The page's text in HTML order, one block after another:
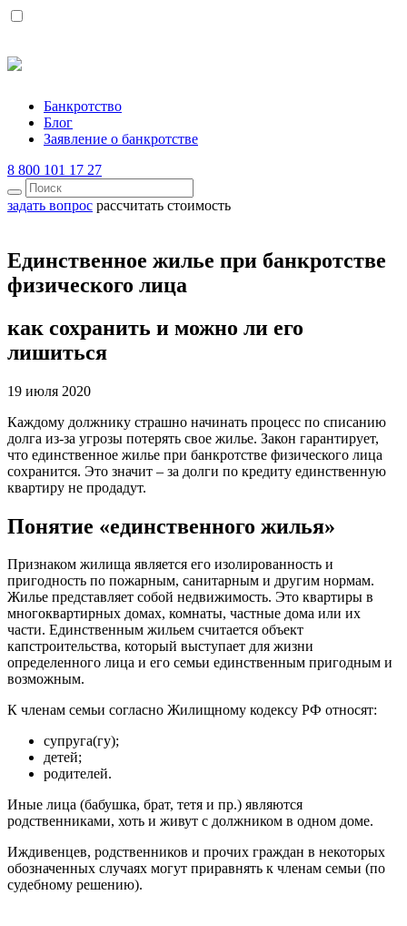
Банкротство
Блог
Заявление о банкротстве
8 800 101 17 27
задать вопрос рассчитать стоимость
Единственное жилье при банкротстве
физического лица
как сохранить и можно ли его
лишиться
19 июля 2020
Каждому должнику страшно начинать процесс по списанию
долга из-за угрозы потерять свое жилье. Закон гарантирует,
что единственное жилье при банкротстве физического лица
сохранится. Это значит – за долги по кредиту единственную
квартиру не продадут.
Понятие «единственного жилья»
Признаком жилища является его изолированность и
пригодность по пожарным, санитарным и другим нормам.
Жилье представляет собой недвижимость. Это квартиры в
многоквартирных домах, комнаты, частные дома или их
части. Единственным жильем считается объект
капстроительства, который выступает для жизни
определенного лица и его семьи единственным пригодным и
возможным.
К членам семьи согласно Жилищному кодексу РФ относят:
супруга(гу);
детей;
родителей.
Иные лица (бабушка, брат, тетя и пр.) являются
родственниками, хоть и живут с должником в одном доме.
Иждивенцев, родственников и прочих граждан в некоторых
обозначенных случаях могут приравнять к членам семьи (по
судебному решению).